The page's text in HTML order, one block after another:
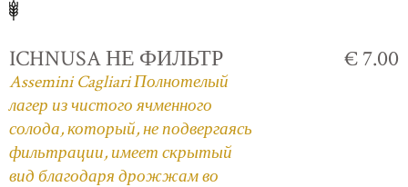
ICHNUSA НЕ ФИЛЬТР
Assemini Cagliari Полнотелый
лагер из чистого ячменного
солода, который, не подвергаясь
фильтрации, имеет скрытый
вид благодаря дрожжам во
€ 7.00